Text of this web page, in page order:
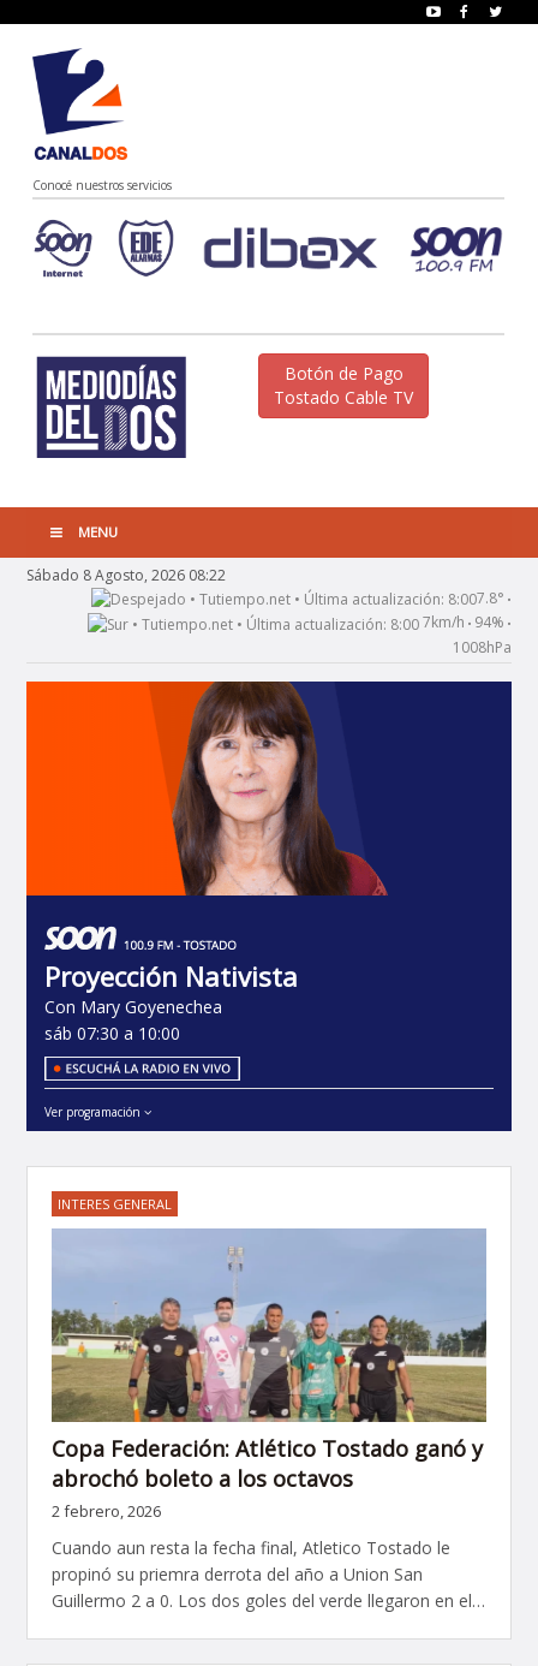
Conocé nuestros servicios
Botón de Pago
Tostado Cable TV
MENU
Sábado 8 Agosto, 2026 08:22
7.8° •
7km/h • 94% •
1008hPa
Proyección Nativista
Con Mary Goyenechea
sáb 07:30 a 10:00
Ver programación
INTERES GENERAL
Copa Federación: Atlético Tostado ganó y
abrochó boleto a los octavos
2 febrero, 2026
Cuando aun resta la fecha final, Atletico Tostado le
propinó su priemra derrota del año a Union San
Guillermo 2 a 0. Los dos goles del verde llegaron en el…